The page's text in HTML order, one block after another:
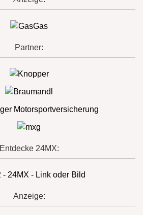
Partner:
Entdecke 24MX:
Anzeige: